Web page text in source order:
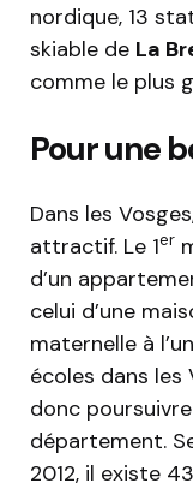
nordique, 13
skiable de La
comme le plus
Pour une
Dans les
attractif. Le 1er
d’un
celui d’une
maternelle à
écoles dans les
donc
département.
2012, il existe